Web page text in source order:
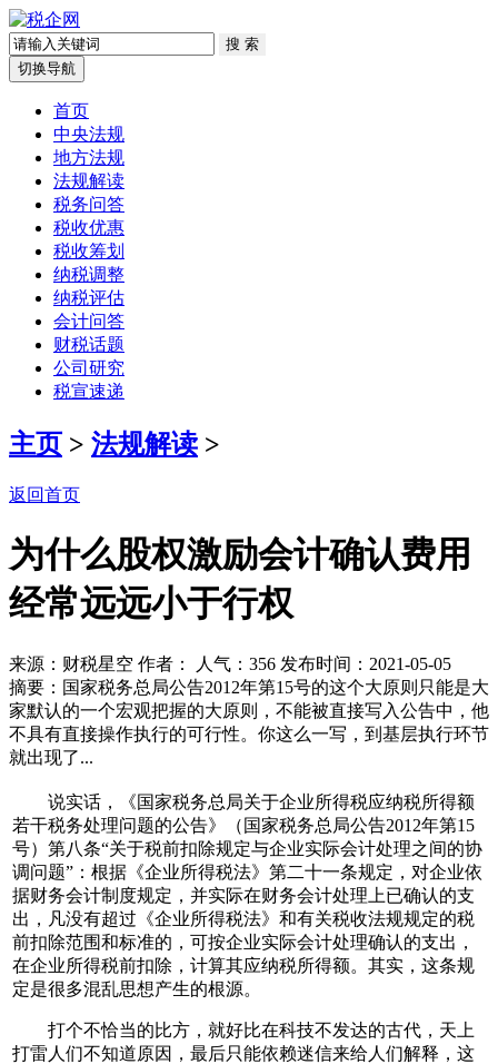
切换导航
首页
中央法规
地方法规
法规解读
税务问答
税收优惠
税收筹划
纳税调整
纳税评估
会计问答
财税话题
公司研究
税宣速递
主页 > 法规解读 >
返回首页
为什么股权激励会计确认费用
经常远远小于行权
来源：财税星空 作者： 人气： 356 发布时间：2021-05-05
摘要：国家税务总局公告2012年第15号的这个大原则只能是大
家默认的一个宏观把握的大原则，不能被直接写入公告中，他
不具有直接操作执行的可行性。你这么一写，到基层执行环节
就出现了...
说实话，《国家税务总局关于企业所得税应纳税所得额
若干税务处理问题的公告》（国家税务总局公告2012年第15
号）第八条“关于税前扣除规定与企业实际会计处理之间的协
调问题”：根据《企业所得税法》第二十一条规定，对企业依
据财务会计制度规定，并实际在财务会计处理上已确认的支
出，凡没有超过《企业所得税法》和有关税收法规规定的税
前扣除范围和标准的，可按企业实际会计处理确认的支出，
在企业所得税前扣除，计算其应纳税所得额。其实，这条规
定是很多混乱思想产生的根源。
打个不恰当的比方，就好比在科技不发达的古代，天上
打雷人们不知道原因，最后只能依赖迷信来给人们解释，这